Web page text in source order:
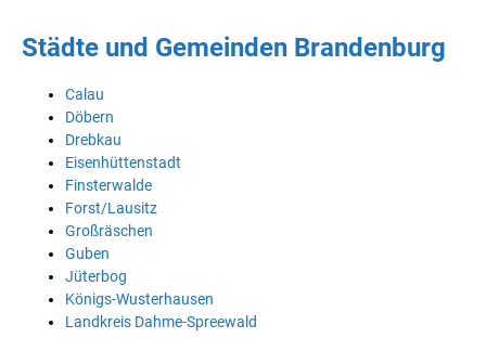
Städte und Gemeinden Brandenburg
Calau
Döbern
Drebkau
Eisenhüttenstadt
Finsterwalde
Forst/Lausitz
Großräschen
Guben
Jüterbog
Königs-Wusterhausen
Landkreis Dahme-Spreewald